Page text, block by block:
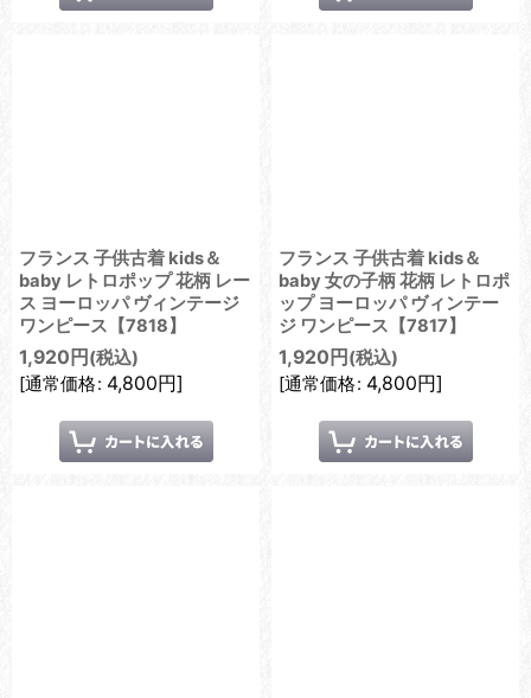
フランス 子供古着 kids＆
baby レトロポップ 花柄 レー
ス ヨーロッパ ヴィンテージ
ワンピース【7818】
1,920 円 (税込)
[通常価格: 4,800円]
フランス 子供古着 kids＆
baby 女の子柄 花柄 レトロポ
ップ ヨーロッパ ヴィンテー
ジ ワンピース【7817】
1,920 円 (税込)
[通常価格: 4,800円]